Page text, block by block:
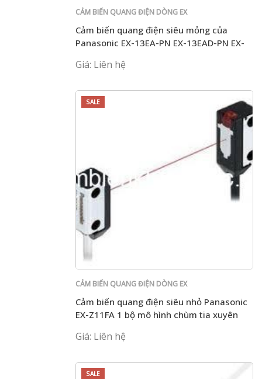
CẢM BIẾN QUANG ĐIỆN DÒNG EX
Cảm biến quang điện siêu mỏng của
Panasonic EX-13EA-PN EX-13EAD-PN EX-
Giá: Liên hệ
SALE
CẢM BIẾN QUANG ĐIỆN DÒNG EX
Cảm biến quang điện siêu nhỏ Panasonic
EX-Z11FA 1 bộ mô hình chùm tia xuyên
Giá: Liên hệ
SALE